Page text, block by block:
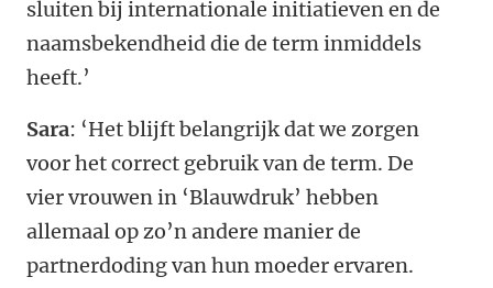
sluiten bij internationale initiatieven en de
naamsbekendheid die de term inmiddels
heeft.’
Sara: ‘Het blijft belangrijk dat we zorgen
voor het correct gebruik van de term. De
vier vrouwen in ‘Blauwdruk’ hebben
allemaal op zo’n andere manier de
partnerdoding van hun moeder ervaren.